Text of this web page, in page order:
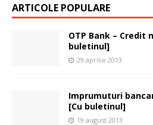
ARTICOLE POPULARE
OTP Bank – Credit
buletinul]
29 aprilie 2013
Imprumuturi
[Cu buletinul]
19 august 2013